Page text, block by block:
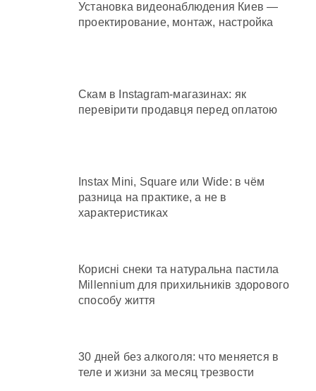
Установка видеонаблюдения Киев —
проектирование, монтаж, настройка
Скам в Instagram-магазинах: як
перевірити продавця перед оплатою
Instax Mini, Square или Wide: в чём
разница на практике, а не в
характеристиках
Корисні снеки та натуральна пастила
Millennium для прихильників здорового
способу життя
30 дней без алкоголя: что меняется в
теле и жизни за месяц трезвости